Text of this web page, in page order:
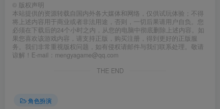
© 版权声明
本站提供的资源转载自国内外各大媒体和网络，仅供试玩体验；不得
将上述内容用于商业或者非法用途，否则，一切后果请用户自负。您
必须在下载后的24个小时之内，从您的电脑中彻底删除上述内容。如
果您喜欢该游戏内容，请支持正版，购买注册，得到更好的正版服
务。我们非常重视版权问题，如有侵权请邮件与我们联系处理。敬请
谅解！E-mail：mengyagame@qq.com
THE END
角色扮演